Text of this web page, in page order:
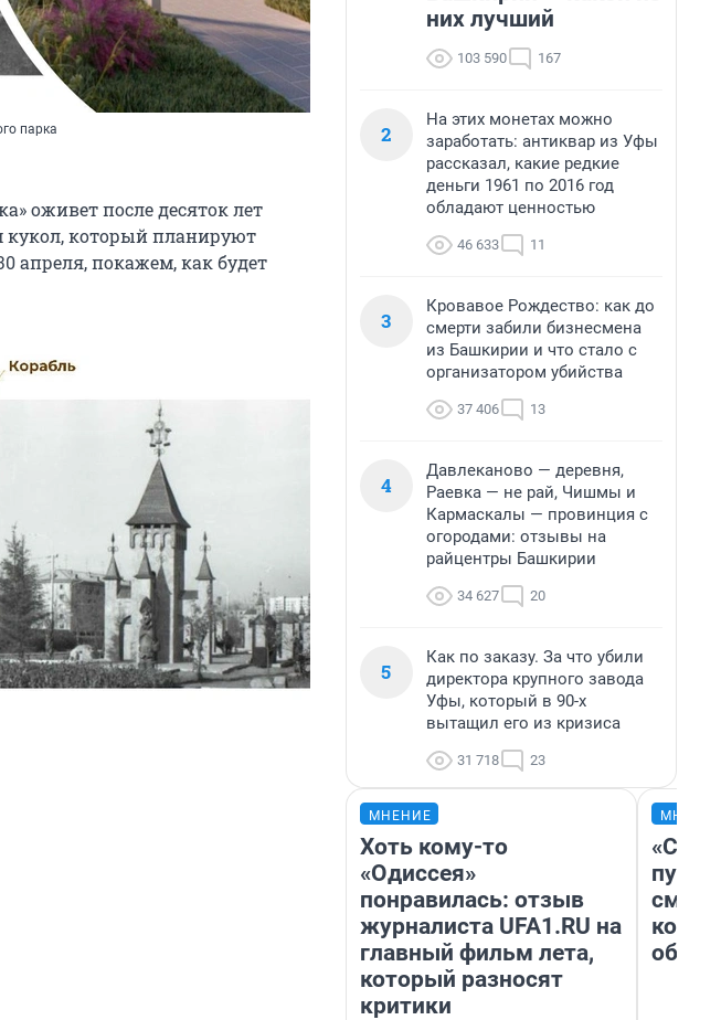
парка
оживет после десяток лет
кукол, который планируют
апреля, покажем, как будет
них лучший
103 590 167
2
На этих монетах можно
заработать: антиквар из Уфы
рассказал, какие редкие
деньги 1961 по 2016 год
обладают ценностью
46 633 11
3
Кровавое Рождество: как до
смерти забили бизнесмена
из Башкирии и что стало с
организатором убийства
37 406 13
4
Давлеканово — деревня,
Раевка — не рай, Чишмы и
Кармаскалы — провинция с
огородами: отзывы на
райцентры Башкирии
34 627 20
5
Как по заказу. За что убили
директора крупного завода
Уфы, который в 90-х
вытащил его из кризиса
31 718 23
МНЕНИЕ
Хоть кому-то
«Одиссея»
понравилась: отзыв
журналиста UFA1.RU на
главный фильм лета,
который разносят
критики